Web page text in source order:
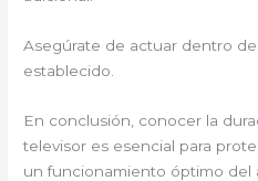
Asegúrate de actuar dentro
establecido.
En conclusión, conocer la
televisor es esencial para
un funcionamiento óptimo del